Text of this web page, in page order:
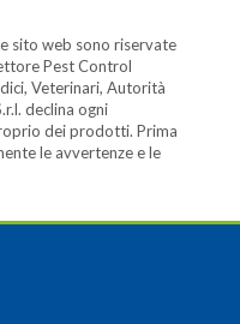
sito web sono riservate
Pest Control
Veterinari, Autorità
declina ogni
dei prodotti. Prima
le avvertenze e le